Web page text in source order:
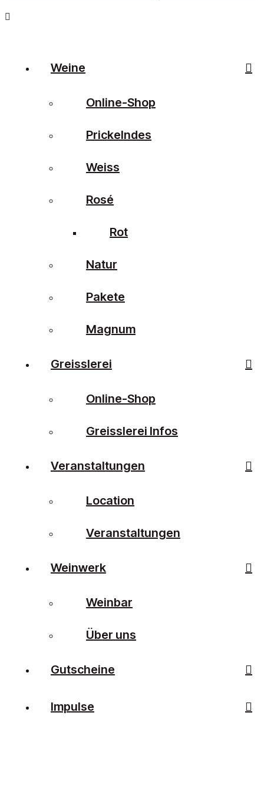
Weine
Online-Shop
Prickelndes
Weiss
Rosé
Rot
Natur
Pakete
Magnum
Greisslerei
Online-Shop
Greisslerei Infos
Veranstaltungen
Location
Veranstaltungen
Weinwerk
Weinbar
Über uns
Gutscheine
Impulse